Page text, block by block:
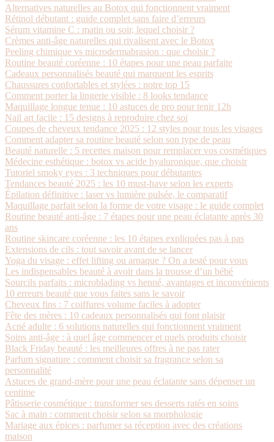
Alternatives naturelles au Botox qui fonctionnent vraiment
Rétinol débutant : guide complet sans faire d’erreurs
Sérum vitamine C : matin ou soir, lequel choisir ?
Crèmes anti-âge naturelles qui rivalisent avec le Botox
Peeling chimique vs microdermabrasion : que choisir ?
Routine beauté coréenne : 10 étapes pour une peau parfaite
Cadeaux personnalisés beauté qui marquent les esprits
Chaussures confortables et stylées : notre top 15
Comment porter la lingerie visible : 8 looks tendance
Maquillage longue tenue : 10 astuces de pro pour tenir 12h
Nail art facile : 15 designs à reproduire chez soi
Coupes de cheveux tendance 2025 : 12 styles pour tous les visages
Comment adapter sa routine beauté selon son type de peau
Beauté naturelle : 5 recettes maison pour remplacer vos cosmétiques
Médecine esthétique : botox vs acide hyaluronique, que choisir
Tutoriel smoky eyes : 3 techniques pour débutantes
Tendances beauté 2025 : les 10 must-have selon les experts
Épilation définitive : laser vs lumière pulsée, le comparatif
Maquillage parfait selon la forme de votre visage : le guide complet
Routine beauté anti-âge : 7 étapes pour une peau éclatante après 30
ans
Routine skincare coréenne : les 10 étapes expliquées pas à pas
Extensions de cils : tout savoir avant de se lancer
Yoga du visage : effet lifting ou arnaque ? On a testé pour vous
Les indispensables beauté à avoir dans la trousse d’un bébé
Sourcils parfaits : microblading vs henné, avantages et inconvénients
10 erreurs beauté que vous faites sans le savoir
Cheveux fins : 7 coiffures volume faciles à adopter
Fête des mères : 10 cadeaux personnalisés qui font plaisir
Acné adulte : 6 solutions naturelles qui fonctionnent vraiment
Soins anti-âge : à quel âge commencer et quels produits choisir
Black Friday beauté : les meilleures offres à ne pas rater
Parfum signature : comment choisir sa fragrance selon sa
personnalité
Astuces de grand-mère pour une peau éclatante sans dépenser un
centime
Pâtisserie cosmétique : transformer ses desserts ratés en soins
Sac à main : comment choisir selon sa morphologie
Mariage aux épices : parfumer sa réception avec des créations
maison